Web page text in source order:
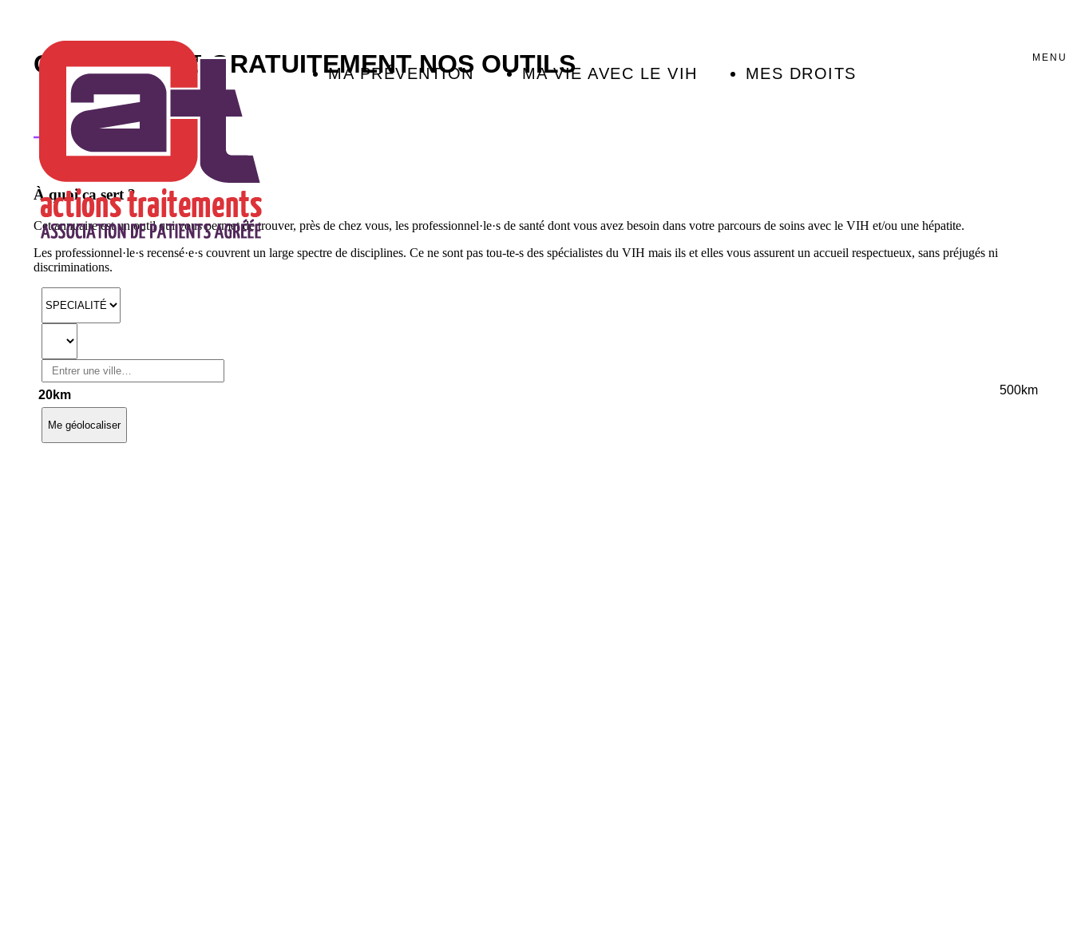
MA PRÉVENTION MA VIE AVEC LE VIH MES DROITS
MENU
COMMANDEZ GRATUITEMENT NOS OUTILS
Comment ça marche ?
À quoi ça sert ?
Cet annuaire est un outil qui vous permet de trouver, près de chez vous, les professionnel·le·s de santé dont vous avez besoin dans votre parcours de soins avec le VIH et/ou une hépatite.
Les professionnel·le·s recensé·e·s couvrent un large spectre de disciplines. Ce ne sont pas tou-te-s des spécialistes du VIH mais ils et elles vous assurent un accueil respectueux, sans préjugés ni
discriminations.
20km 500km
Me géolocaliser